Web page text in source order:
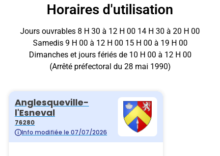
Horaires d'utilisation
Jours ouvrables 8 H 30 à 12 H 00 14 H 30 à 20 H 00
Samedis 9 H 00 à 12 H 00 15 H 00 à 19 H 00
Dimanches et jours fériés de 10 H 00 à 12 H 00
(Arrêté préfectoral du 28 mai 1990)